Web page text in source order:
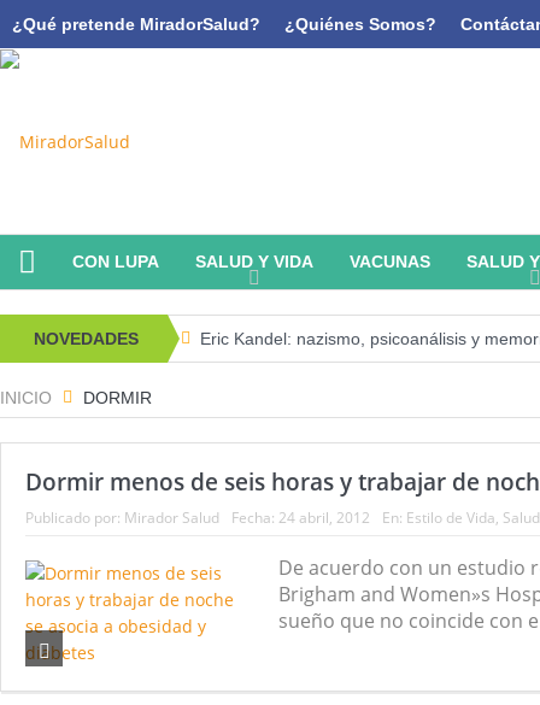
¿Qué pretende MiradorSalud? ¿Quiénes Somos?
CON LUPA SALUD Y VIDA VACUNAS SALUD
NOVEDADES Eric Kandel: nazismo, psicoanálisis y
¿Los 20 años de regalo? Parte II
Serie: Consciencia e Inteligencia Artificial.
Nuevas noticias sobre las dietas
INICIO DORMIR
Dormir menos de seis horas y trabajar de
Publicado por: Mirador Salud Fecha: 24 abril, 2012 En: Estilo de Vida,
De acuerdo con un estudio
Brigham and Women»s
sueño que no coincide con